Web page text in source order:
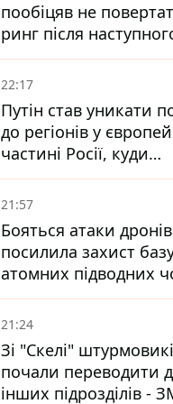
пообіцяв не
ринг після
22:17
Путін став уникати
до регіонів у
частині Росії, куди
регулярно
21:57
Бояться атаки
посилила захист
атомних підводних
за 7400 км від
21:24
Зі "Скелі"
почали переводити
інших підрозділів -